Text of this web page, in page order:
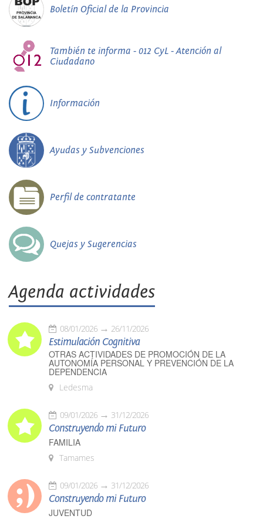
Boletín Oficial de la Provincia
También te informa - 012 CyL - Atención al
Ciudadano
Información
Ayudas y Subvenciones
Perfil de contratante
Quejas y Sugerencias
Agenda actividades
08/01/2026 26/11/2026
Estimulación Cognitiva
OTRAS ACTIVIDADES DE PROMOCIÓN DE LA
AUTONOMÍA PERSONAL Y PREVENCIÓN DE LA
DEPENDENCIA
Ledesma
09/01/2026 31/12/2026
Construyendo mi Futuro
FAMILIA
Tamames
09/01/2026 31/12/2026
Construyendo mi Futuro
JUVENTUD